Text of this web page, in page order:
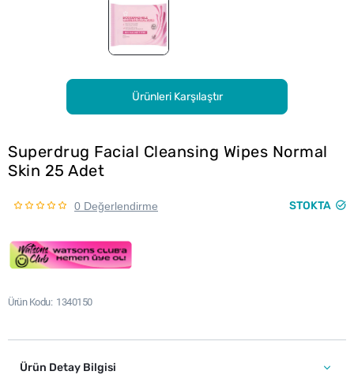
Ürünleri Karşılaştır
Superdrug Facial Cleansing Wipes Normal
Skin 25 Adet
0 Değerlendirme STOKTA
Ürün Kodu 1340150
Ürün Detay Bilgisi